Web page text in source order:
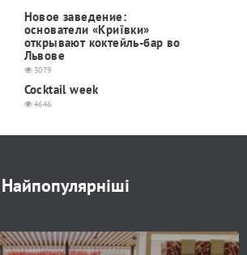
Новое заведение:
основатели «Криївки»
открывают коктейль-бар во
Львове
3079
Cocktail week
4646
Найпопулярніші